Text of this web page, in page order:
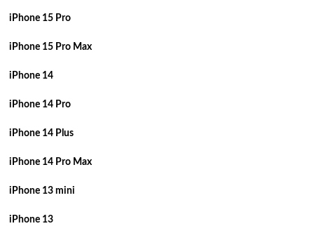
iPhone 15 Pro
iPhone 15 Pro Max
iPhone 14
iPhone 14 Pro
iPhone 14 Plus
iPhone 14 Pro Max
iPhone 13 mini
iPhone 13